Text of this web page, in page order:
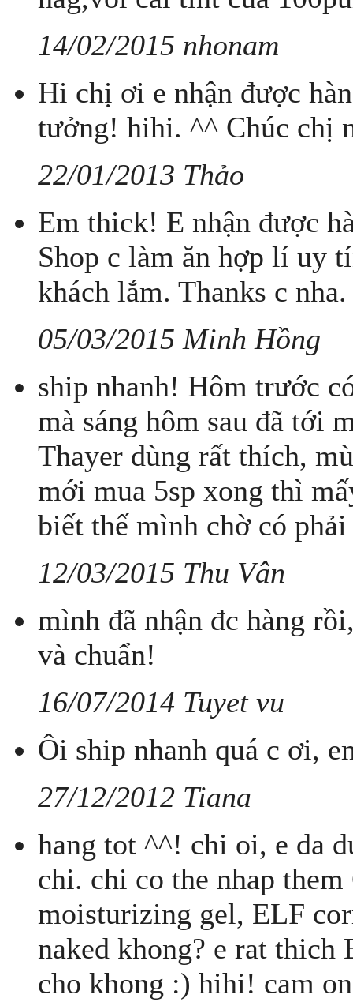
14/02/2015 nhonam
Hi chị ơi e nhận được
tưởng! hihi. ^^ Chúc chị
22/01/2013 Thảo
Em thick! E nhận được
Shop c làm ăn hợp lí uy
khách lắm. Thanks c nha.
05/03/2015 Minh Hồng
ship nhanh! Hôm trước
mà sáng hôm sau đã tới
Thayer dùng rất thích,
mới mua 5sp xong thì
biết thế mình chờ có
12/03/2015 Thu Vân
mình đã nhận đc hàng
và chuẩn!
16/07/2014 Tuyet vu
Ôi ship nhanh quá c ơi,
27/12/2012 Tiana
hang tot ^^! chi oi, e da
chi. chi co the nhap
moisturizing gel, ELF
naked khong? e rat thich
cho khong :) hihi! cam